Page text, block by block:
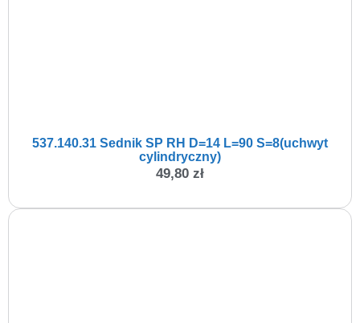
537.140.31 Sednik SP RH D=14 L=90 S=8(uchwyt
cylindryczny)
49,80 zł